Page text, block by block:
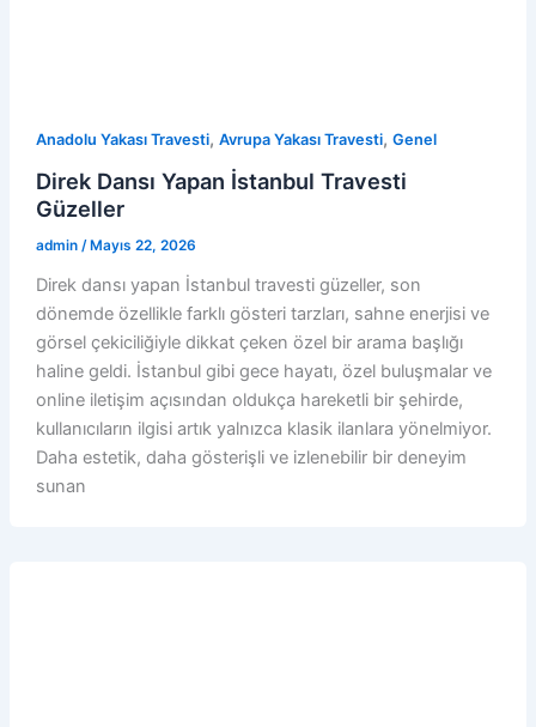
Anadolu Yakası Travesti, Avrupa Yakası Travesti, Genel
Direk Dansı Yapan İstanbul Travesti
Güzeller
admin /Mayıs 22, 2026
Direk dansı yapan İstanbul travesti güzeller, son
dönemde özellikle farklı gösteri tarzları, sahne enerjisi ve
görsel çekiciliğiyle dikkat çeken özel bir arama başlığı
haline geldi. İstanbul gibi gece hayatı, özel buluşmalar ve
online iletişim açısından oldukça hareketli bir şehirde,
kullanıcıların ilgisi artık yalnızca klasik ilanlara yönelmiyor.
Daha estetik, daha gösterişli ve izlenebilir bir deneyim
sunan